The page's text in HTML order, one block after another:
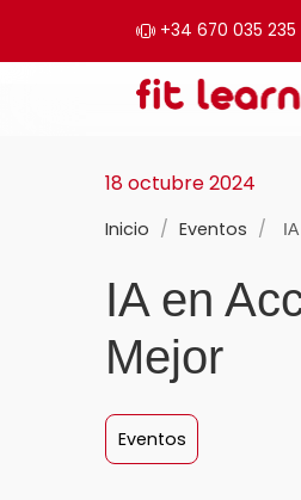
+34 670 035 235
Saltar al contenido
Navegación
18 octubre 2024
Inicio / Eventos /
IA en
Mejor
Eventos